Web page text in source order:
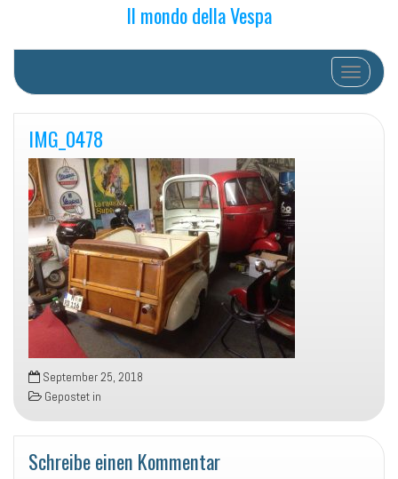
Il mondo della Vespa
Schalte
IMG_0478
September 25, 2018
Gepostet in
Schreibe einen Kommentar